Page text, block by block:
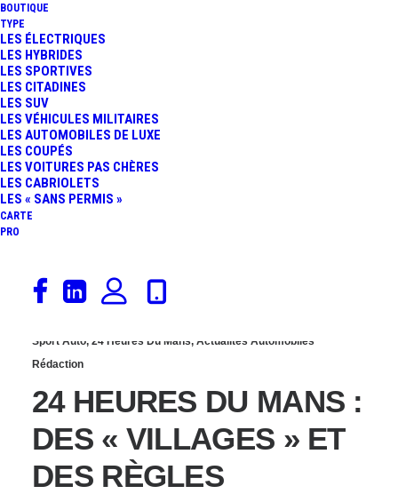
BOUTIQUE
TYPE
LES ÉLECTRIQUES
LES HYBRIDES
LES SPORTIVES
LES CITADINES
LES SUV
LES VÉHICULES MILITAIRES
LES AUTOMOBILES DE LUXE
LES COUPÉS
LES VOITURES PAS CHÈRES
LES CABRIOLETS
LES « SANS PERMIS »
CARTE
PRO
COUVRE-FEU : JEAN
CASTEX LIBÈRE LES
FRANÇAIS CE
DIMANCHE
Sport Auto, 24 Heures Du Mans, Actualités Automobiles
Rédaction
24 HEURES DU MANS :
DES « VILLAGES » ET
DES RÈGLES